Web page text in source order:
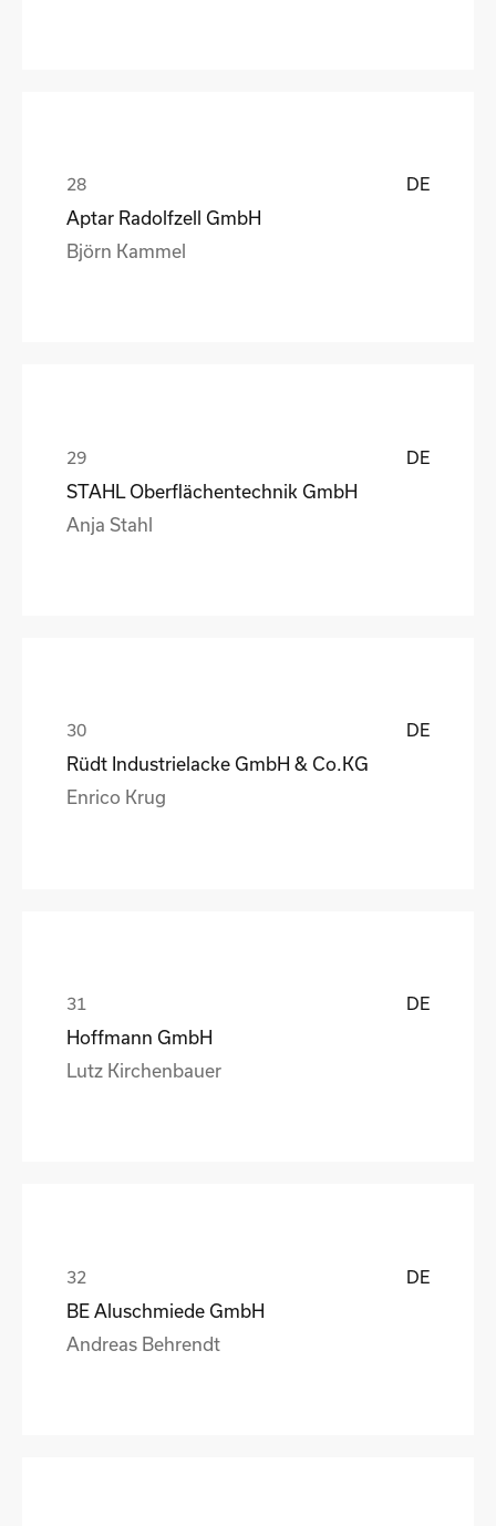
DE
Aptar Radolfzell GmbH
Björn Kammel
DE
STAHL Oberflächentechnik GmbH
Anja Stahl
DE
Rüdt Industrielacke GmbH & Co.KG
Enrico Krug
DE
Hoffmann GmbH
Lutz Kirchenbauer
DE
BE Aluschmiede GmbH
Andreas Behrendt